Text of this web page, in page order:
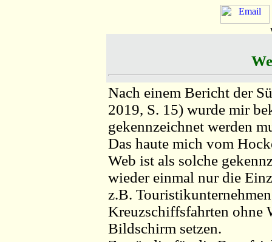
Nach einem Bericht der
2019, S. 15) wurde mir
gekennzeichnet werden
Das haute mich vom
Web ist als solche
wieder einmal nur die
z.B.
Kreuzschiffsfahrten ohne
Bildschirm setzen.